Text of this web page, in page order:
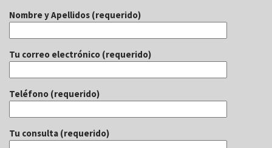
Nombre y Apellidos (requerido)
Tu correo electrónico (requerido)
Teléfono (requerido)
Tu consulta (requerido)